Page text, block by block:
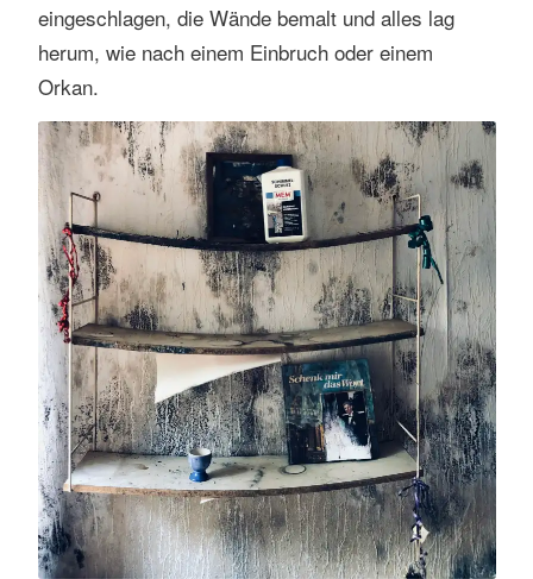
eingeschlagen, die Wände bemalt und alles lag
herum, wie nach einem Einbruch oder einem
Orkan.
e
r
s
s
e
n